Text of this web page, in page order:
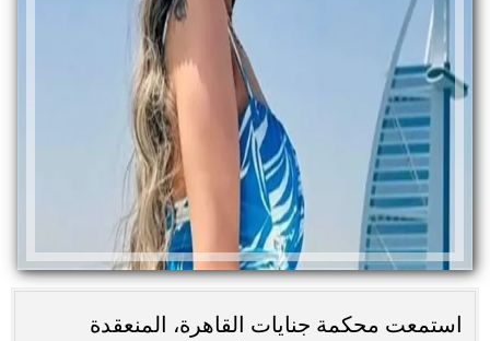
استمعت محكمة جنايات القاهرة، المنعقدة